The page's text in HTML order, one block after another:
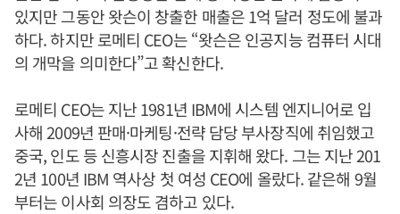
있지만 그동안 왓슨이 창출한 매출은 1억 달러 정도에 불과
하다. 하지만 로메티 CEO는 “왓슨은 인공지능 컴퓨터 시대
의 개막을 의미한다”고 확신한다.
로메티 CEO는 지난 1981년 IBM에 시스템 엔지니어로 입
사해 2009년 판매·마케팅·전략 담당 부사장직에 취임했고
중국, 인도 등 신흥시장 진출을 지휘해 왔다. 그는 지난 201
2년 100년 IBM 역사상 첫 여성 CEO에 올랐다. 같은해 9월
부터는 이사회 의장도 겸하고 있다.